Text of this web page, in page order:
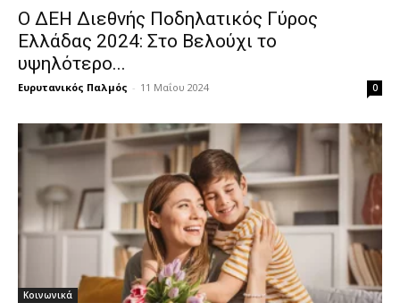
Ο ΔΕΗ Διεθνής Ποδηλατικός Γύρος
Ελλάδας 2024: Στο Βελούχι το
υψηλότερο...
Ευρυτανικός Παλμός - 11 Μαΐου 2024 0
Κοινωνικά